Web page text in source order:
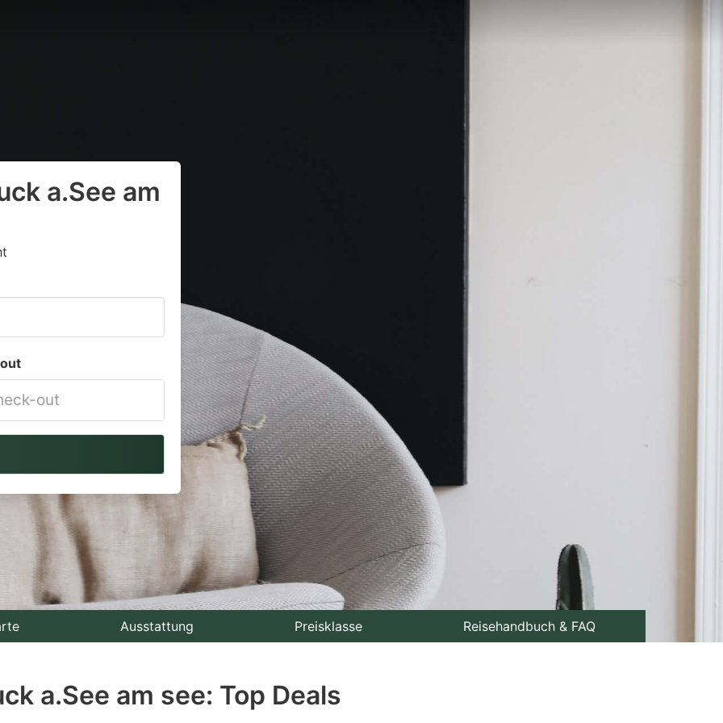
a.See am
Ausstattung Preisklasse Reisehandbuch & FAQ
a.See am see: Top Deals